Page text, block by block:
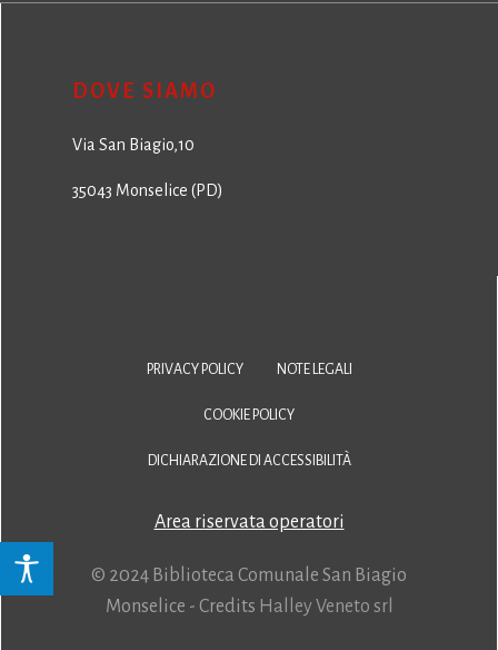
DOVE SIAMO
Via San Biagio,10
35043 Monselice (PD)
PRIVACY POLICY NOTE LEGALI
COOKIE POLICY
DICHIARAZIONE DI ACCESSIBILITÀ
Area riservata operatori
© 2024 Biblioteca Comunale San Biagio
Monselice - Credits Halley Veneto srl